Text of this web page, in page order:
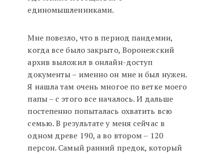
единомышленниками.
Мне повезло, что в период пандемии,
когда все было закрыто, Воронежский
архив выложил в онлайн-доступ
документы – именно он мне и был нужен.
Я нашла там очень многое по ветке моего
папы – с этого все началось. И дальше
постепенно попыталась охватить всю
семью. В результате у меня сейчас в
одном древе 190, а во втором – 120
персон. Самый ранний предок, который